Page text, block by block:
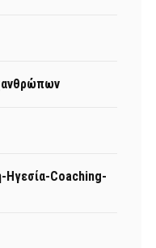
Ηγεσία-Coaching-